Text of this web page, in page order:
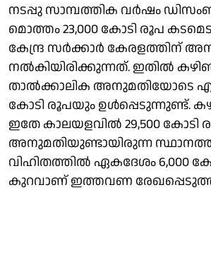
നടപ്പു സാമ്പത്തിക വര്‍ഷം
മൊത്തം 23,000 കോടി രൂപ
കേന്ദ്ര സര്‍ക്കാര്‍ കേരളത്തിന്
നല്‍കിയിരിക്കുന്നത്. ഇതില്‍
താല്‍ക്കാലിക അനുമതിയോടെ
കോടി രൂപയും ഉള്‍പ്പെടുന്നുണ്ട്.
ഇതേ കാലയളവില്‍ 29,500
അനുമതിയുണ്ടായിരുന്ന
വിഹിതത്തില്‍ ഏകദേശം 6,000
കുറവാണ് ഇത്തവണ